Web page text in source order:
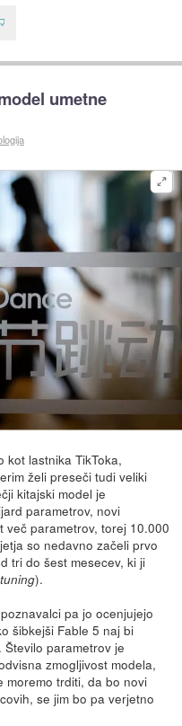
umetne
kot lastnika TikToka,
želi preseči tudi veliki
kitajski model je
parametrov, novi
več parametrov, torej 10.000
so nedavno začeli prvo
tri do šest mesecev, ki ji
).
pa jo ocenjujejo
šibkejši Fable 5 naj bi
parametrov je
zmogljivost modela,
moremo trditi, da bo novi
se jim bo pa verjetno